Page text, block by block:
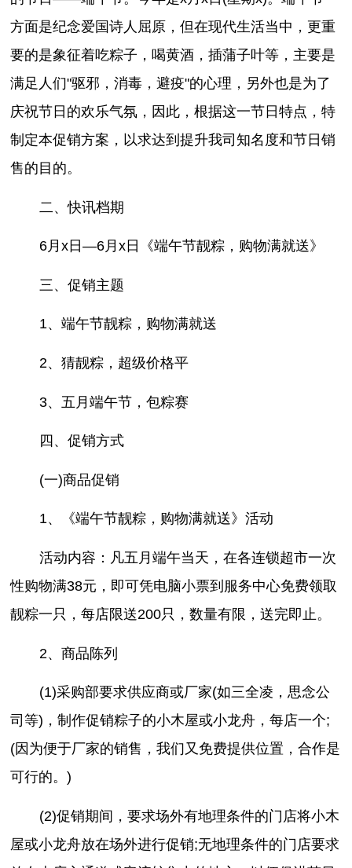
方面是纪念爱国诗人屈原，但在现代生活当中，更重
要的是象征着吃粽子，喝黄酒，插蒲子叶等，主要是
满足人们"驱邪，消毒，避疫"的心理，另外也是为了
庆祝节日的欢乐气氛，因此，根据这一节日特点，特
制定本促销方案，以求达到提升我司知名度和节日销
售的目的。
二、快讯档期
6月x日—6月x日《端午节靓粽，购物满就送》
三、促销主题
1、端午节靓粽，购物满就送
2、猜靓粽，超级价格平
3、五月端午节，包粽赛
四、促销方式
(一)商品促销
1、《端午节靓粽，购物满就送》活动
活动内容：凡五月端午当天，在各连锁超市一次
性购物满38元，即可凭电脑小票到服务中心免费领取
靓粽一只，每店限送200只，数量有限，送完即止。
2、商品陈列
(1)采购部要求供应商或厂家(如三全凌，思念公
司等)，制作促销粽子的小木屋或小龙舟，每店一个;
(因为便于厂家的销售，我们又免费提供位置，合作是
可行的。)
(2)促销期间，要求场外有地理条件的门店将小木
屋或小龙舟放在场外进行促销;无地理条件的门店要求